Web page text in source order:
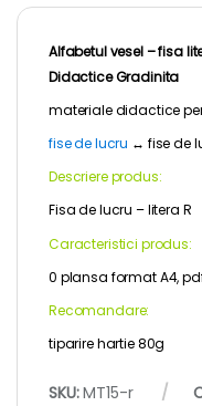
Alfabetul vesel – fisa
Didactice Gradinita
materiale didactice
fise de lucru ↔ fise de
Descriere produs:
Fisa de lucru – litera R
Caracteristici produs:
0 plansa format A4,
Recomandare:
tiparire hartie 80g
SKU:MT15-r